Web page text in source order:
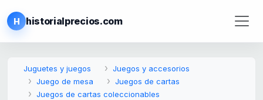
H historialprecios.com
Juguetes y juegos
Juegos y accesorios
Juego de mesa
Juegos de cartas
Juegos de cartas coleccionables